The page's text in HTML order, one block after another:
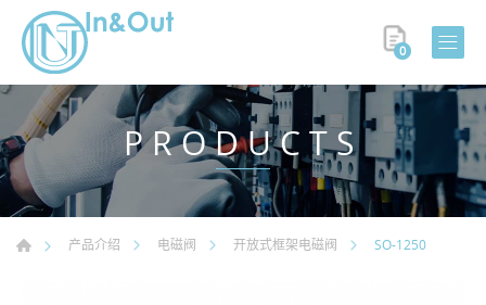
0
PRODUCTS
产品介绍 电磁阀 开放式框架电磁阀 SO-1250